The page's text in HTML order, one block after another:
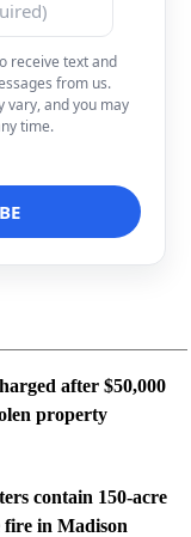
receive text and
from us.
vary, and you may
time.
after $50,000
property
contain 150-acre
fire in Madison